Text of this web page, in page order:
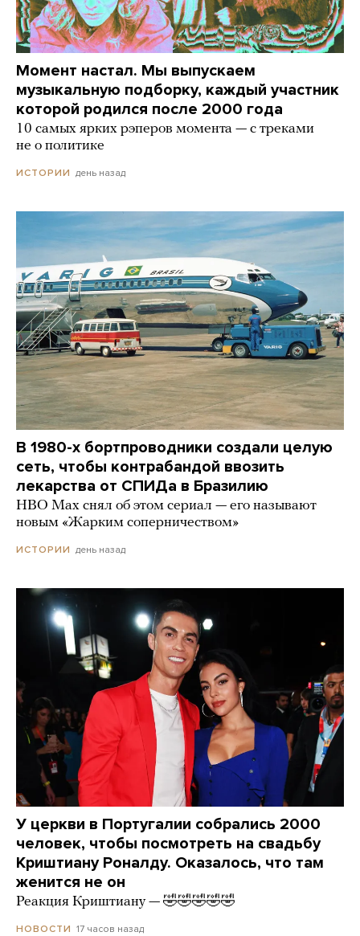
Момент настал. Мы выпускаем
музыкальную подборку, каждый участник
которой родился после 2000 года
10 самых ярких рэперов момента — с треками
не о политике
ИСТОРИИ день назад
В 1980-х бортпроводники создали целую
сеть, чтобы контрабандой ввозить
лекарства от СПИДа в Бразилию
HBO Max снял об этом сериал — его называют
новым «Жарким соперничеством»
ИСТОРИИ день назад
У церкви в Португалии собрались 2000
человек, чтобы посмотреть на свадьбу
Криштиану Роналду. Оказалось, что там
женится не он
Реакция Криштиану — 🤣🤣🤣🤣🤣
НОВОСТИ 17 часов назад